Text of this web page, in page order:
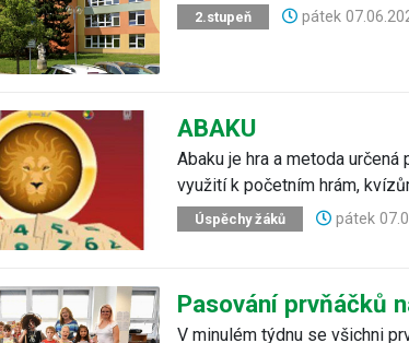
2.stupeň pátek
ABAKU
Abaku je hra a metoda
využití k početním hrám,
Úspěchy žáků pátek
Pasování prvňáčků
V minulém týdnu se všichni